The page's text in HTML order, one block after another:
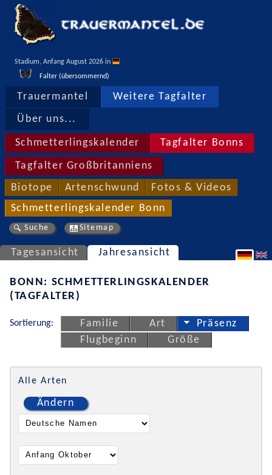
Stadium, Anfang August 2026 in
Falter (übersommernd)
Trauermantel Weitere Tagfalter
Über uns...
Schmetterlingskalender Tagfalter Bonns
Tagfalter Großbritanniens
Biotope Artenschwund Fotos & Videos
Schmetterlingskalender Bonn
Suche Sitemap
Tagesansicht Jahresansicht
BONN: SCHMETTERLINGSKALENDER
(TAGFALTER)
Sortierung: Familie Art
Präsenz
Flugbeginn
Größe
Alle Arten
Ändern